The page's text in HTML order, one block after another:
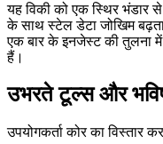
यह विकी को एक स्थिर भंडार से
के साथ स्टेल डेटा जोखिम
एक बार के इनजेस्ट की तुलना
हैं।
उभरते टूल्स और
उपयोगकर्ता कोर का विस्तार